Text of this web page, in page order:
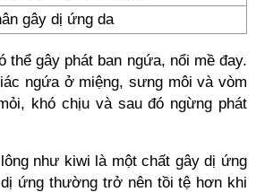
gây dị ứng da
thể gây phát ban ngứa, nổi mề đay.
ngứa ở miệng, sưng môi và vòm
khó chịu và sau đó ngừng phát
như kiwi là một chất gây dị ứng
ứng thường trở nên tồi tệ hơn khi